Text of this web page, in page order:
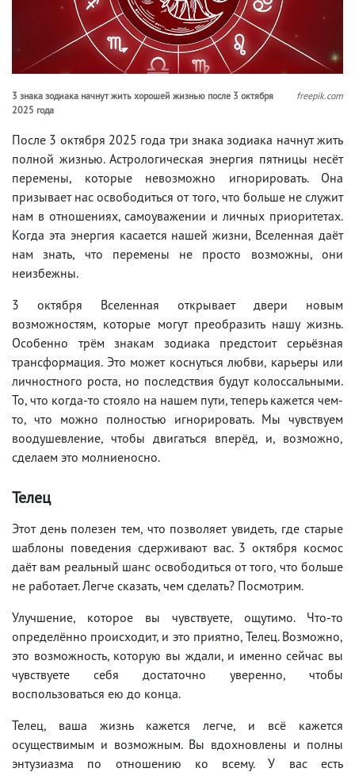
3 знака зодиака начнут жить хорошей жизнью после 3 октября
2025 года
freepik.com
После 3 октября 2025 года три знака зодиака начнут жить
полной жизнью. Астрологическая энергия пятницы несёт
перемены, которые невозможно игнорировать. Она
призывает нас освободиться от того, что больше не служит
нам в отношениях, самоуважении и личных приоритетах.
Когда эта энергия касается нашей жизни, Вселенная даёт
нам знать, что перемены не просто возможны, они
неизбежны.
3 октября Вселенная открывает двери новым
возможностям, которые могут преобразить нашу жизнь.
Особенно трём знакам зодиака предстоит серьёзная
трансформация. Это может коснуться любви, карьеры или
личностного роста, но последствия будут колоссальными.
То, что когда-то стояло на нашем пути, теперь кажется чем-
то, что можно полностью игнорировать. Мы чувствуем
воодушевление, чтобы двигаться вперёд, и, возможно,
сделаем это молниеносно.
Телец
Этот день полезен тем, что позволяет увидеть, где старые
шаблоны поведения сдерживают вас. 3 октября космос
даёт вам реальный шанс освободиться от того, что больше
не работает. Легче сказать, чем сделать? Посмотрим.
Улучшение, которое вы чувствуете, ощутимо. Что-то
определённо происходит, и это приятно, Телец. Возможно,
это возможность, которую вы ждали, и именно сейчас вы
чувствуете себя достаточно уверенно, чтобы
воспользоваться ею до конца.
Телец, ваша жизнь кажется легче, и всё кажется
осуществимым и возможным. Вы вдохновлены и полны
энтузиазма по отношению ко всему. У вас есть